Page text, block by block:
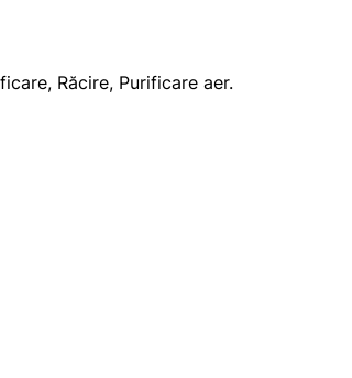
Răcire, Purificare aer.